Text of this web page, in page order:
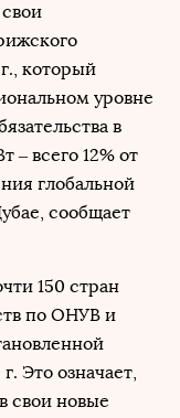
который
уровне
в
– всего 12% от
глобальной
сообщает
150 стран
по ОНУВ и
Это означает,
свои новые